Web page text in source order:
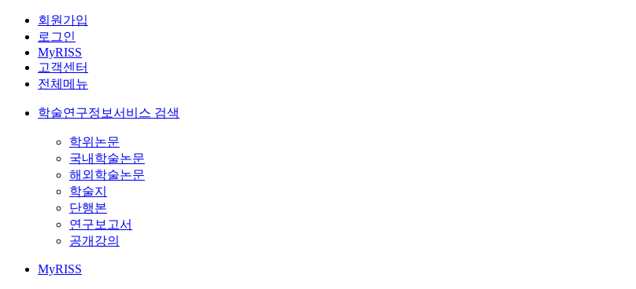
회원가입
로그인
MyRISS
고객센터
전체메뉴
학술연구정보서비스 검색
학위논문
국내학술논문
해외학술논문
학술지
단행본
연구보고서
공개강의
MyRISS